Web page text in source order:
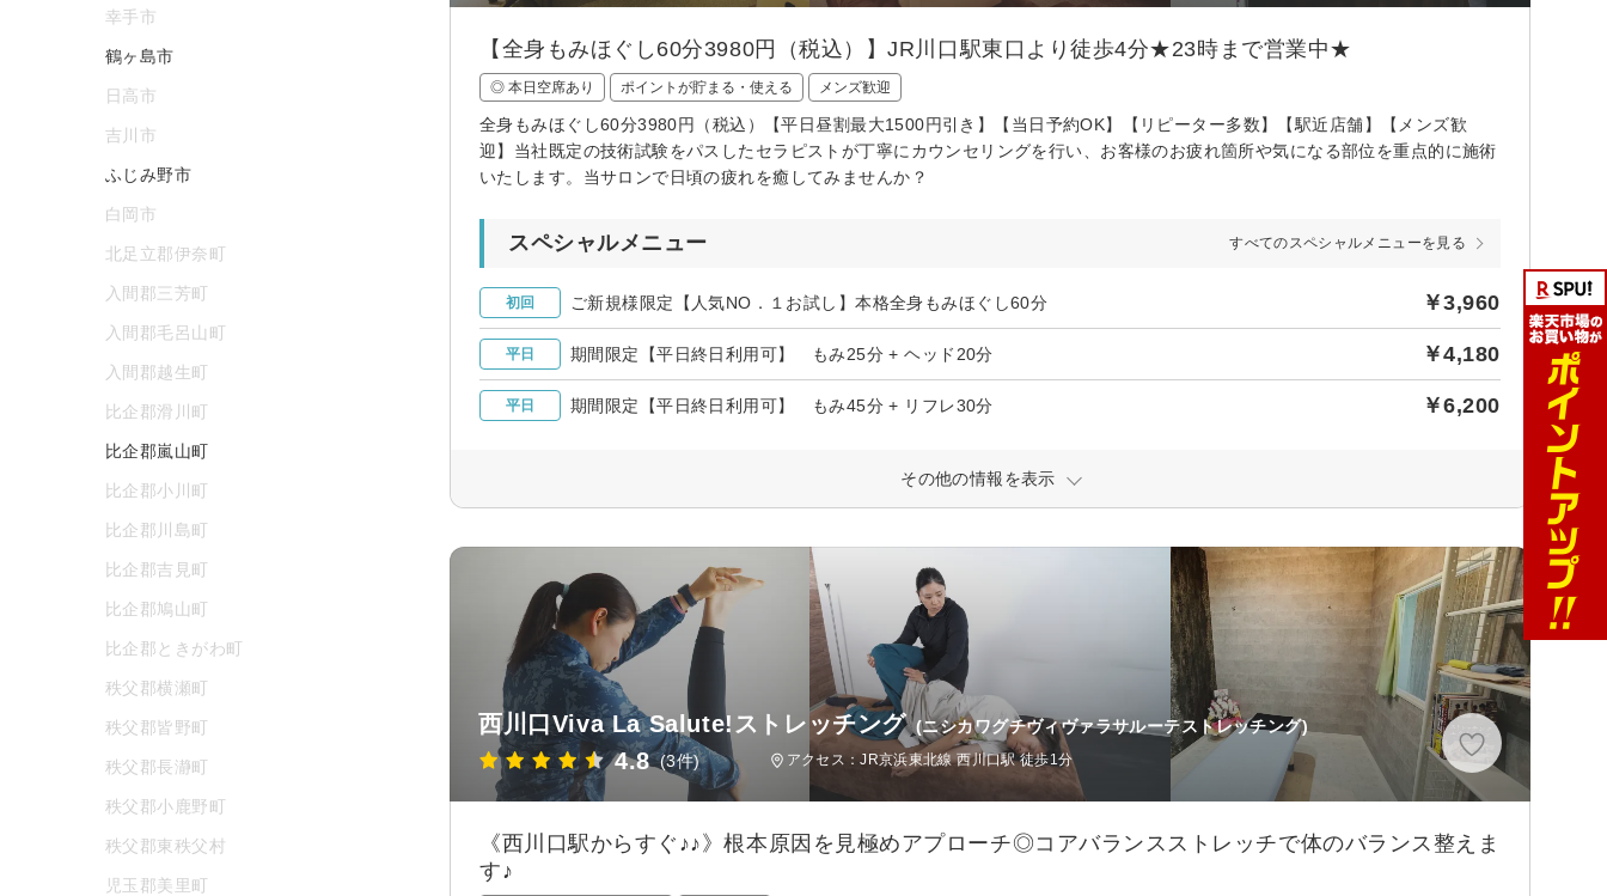
【全身もみほぐし60分3980円（税込）】JR川口駅東口より徒歩4分★23時まで営業中★
◎ 本日空席あり ポイントが貯まる・使える メンズ歓迎
全身もみほぐし60分3980円（税込）【平日昼割最大1500円引き】【当日予約OK】【リピーター多数】【駅近店舗】【メンズ歓
迎】当社既定の技術試験をパスしたセラピストが丁寧にカウンセリングを行い、お客様のお疲れ箇所や気になる部位を重点的に施術
いたします。当サロンで日頃の疲れを癒してみませんか？
スペシャルメニュー すべてのスペシャルメニューを見る
初回 ご新規様限定【人気NO．１お試し】本格全身もみほぐし60分 ￥3,960
平日 期間限定【平日終日利用可】 もみ25分 + ヘッド20分 ￥4,180
平日 期間限定【平日終日利用可】 もみ45分 + リフレ30分 ￥6,200
その他の情報を表示
西川口Viva La Salute!ストレッチング (ニシカワグチヴィヴァラサルーテストレッチング)
4.8 (3件) アクセス：JR京浜東北線 西川口駅 徒歩1分
《西川口駅からすぐ♪♪》根本原因を見極めアプローチ◎コアバランスストレッチで体のバランス整えま
す♪
幸手市
鶴ヶ島市
日高市
吉川市
ふじみ野市
白岡市
北足立郡伊奈町
入間郡三芳町
入間郡毛呂山町
入間郡越生町
比企郡滑川町
比企郡嵐山町
比企郡小川町
比企郡川島町
比企郡吉見町
比企郡鳩山町
比企郡ときがわ町
秩父郡横瀬町
秩父郡皆野町
秩父郡長瀞町
秩父郡小鹿野町
秩父郡東秩父村
児玉郡美里町